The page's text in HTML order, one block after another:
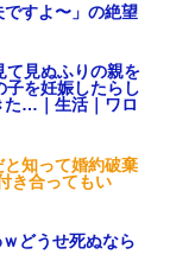
すよ〜」の絶望
て見ぬふりの親を
子を妊娠したらし
た…｜生活｜ワロ
知って婚約破棄
き合ってもい
どうせ死ぬなら